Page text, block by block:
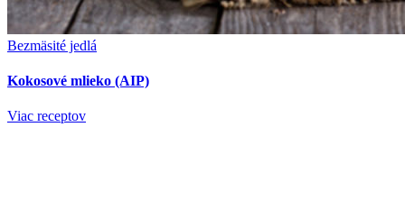
Kokosové mlieko (AIP)
Viac receptov